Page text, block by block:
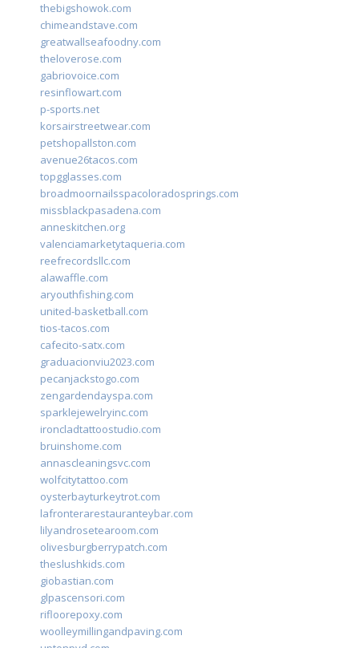
thebigshowok.com
chimeandstave.com
greatwallseafoodny.com
theloverose.com
gabriovoice.com
resinflowart.com
p-sports.net
korsairstreetwear.com
petshopallston.com
avenue26tacos.com
topgglasses.com
broadmoornailsspacoloradosprings.com
missblackpasadena.com
anneskitchen.org
valenciamarketytaqueria.com
reefrecordsllc.com
alawaffle.com
aryouthfishing.com
united-basketball.com
tios-tacos.com
cafecito-satx.com
graduacionviu2023.com
pecanjackstogo.com
zengardendayspa.com
sparklejewelryinc.com
ironcladtattoostudio.com
bruinshome.com
annascleaningsvc.com
wolfcitytattoo.com
oysterbayturkeytrot.com
lafronterarestauranteybar.com
lilyandrosetearoom.com
olivesburgberrypatch.com
theslushkids.com
giobastian.com
glpascensori.com
rifloorepoxy.com
woolleymillingandpaving.com